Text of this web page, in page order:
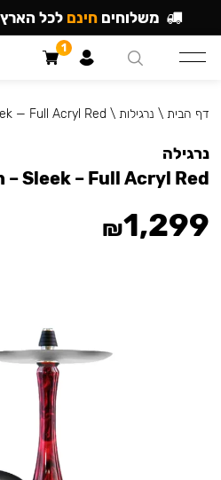
דף הבית \ נרגילות \
— Full Acryl Red
נרגילה
– Sleek – Full Acryl Red
₪1,299
משלוחים חינם לכל הארץ
1